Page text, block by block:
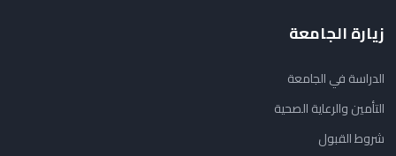
زيارة الجامعة
الدراسة في الجامعة
التأمين والرعاية الصحية
شروط القبول